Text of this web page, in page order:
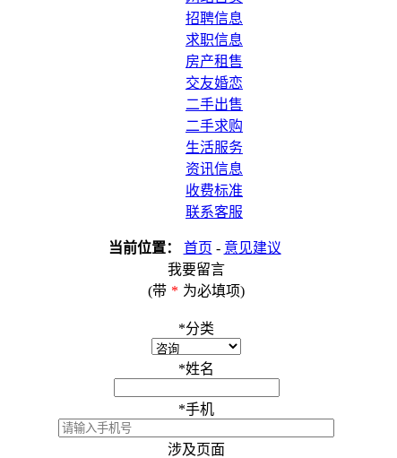
招聘信息
求职信息
房产租售
交友婚恋
二手出售
二手求购
生活服务
资讯信息
收费标准
联系客服
当前位置： 首页 - 意见建议
我要留言
(带 * 为必填项)
*分类
*姓名
*手机
涉及页面